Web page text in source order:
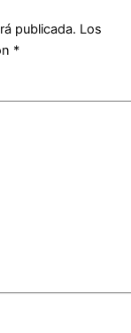
publicada. Los
*